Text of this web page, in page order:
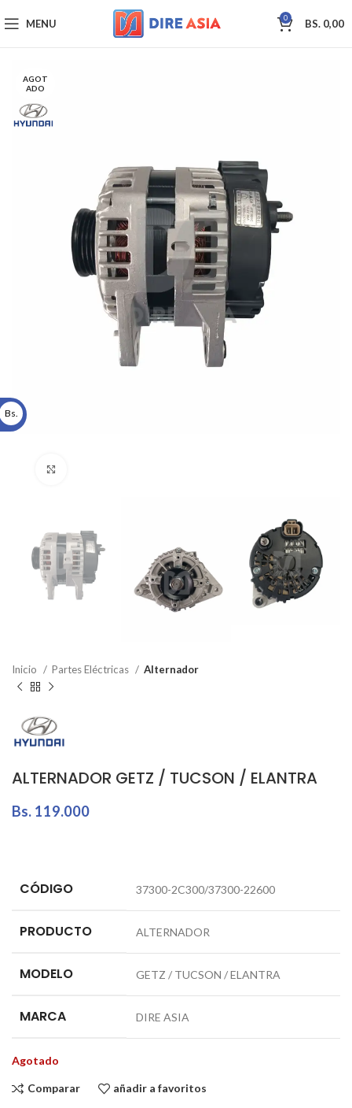
MENU 0 BS. 0,00
AGOT
ADO
Inicio Partes Eléctricas Alternador
ALTERNADOR GETZ / TUCSON / ELANTRA
Bs. 119.000
CÓDIGO 37300-2C300/37300-22600
PRODUCTO ALTERNADOR
MODELO GETZ / TUCSON / ELANTRA
MARCA DIRE ASIA
Agotado
Comparar añadir a favoritos
Bs.